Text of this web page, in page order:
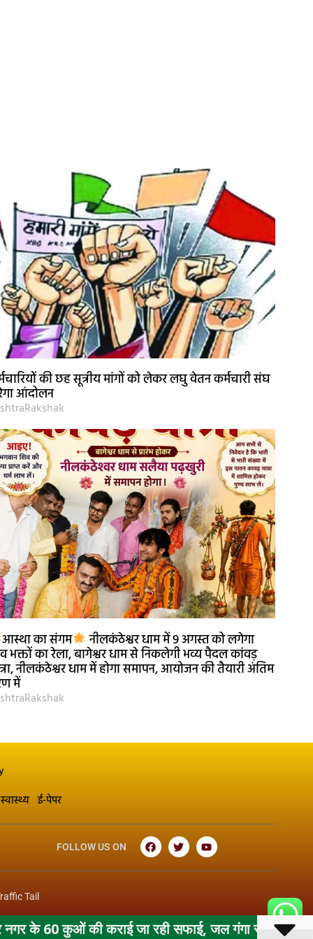
की छह सूत्रीय मांगों को लेकर लघु वेतन कर्मचारी संघ
आंदोलन
आस्था का संगम नीलकंठेश्वर धाम में 9 अगस्त को लगेगा
भक्तों का रेला, बागेश्वर धाम से निकलेगी भव्य पैदल कांवड़
नीलकंठेश्वर धाम में होगा समापन, आयोजन की तैयारी अंतिम
में
स्वास्थ्य ई-पेपर
FOLLOW US ON
Tail
जा रही सफाई, जल गंगा संवर्धन अभियान के तहत